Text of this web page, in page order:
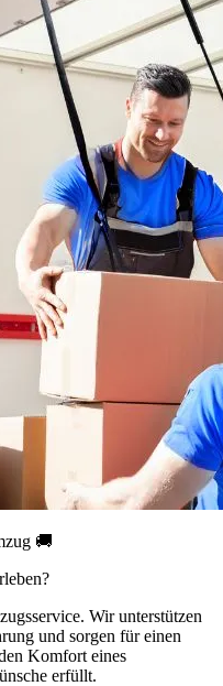
🚚
Wir unterstützen
und sorgen für einen
Komfort eines
erfüllt.